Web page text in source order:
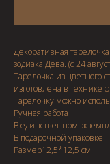
Декоративная
зодиака Дева. (с 24
Тарелочка из цветного
изготовлена в технике
Тарелочку можно
Ручная работа
В единственном
В подарочной упаковке
Размер12,5*12,5 см